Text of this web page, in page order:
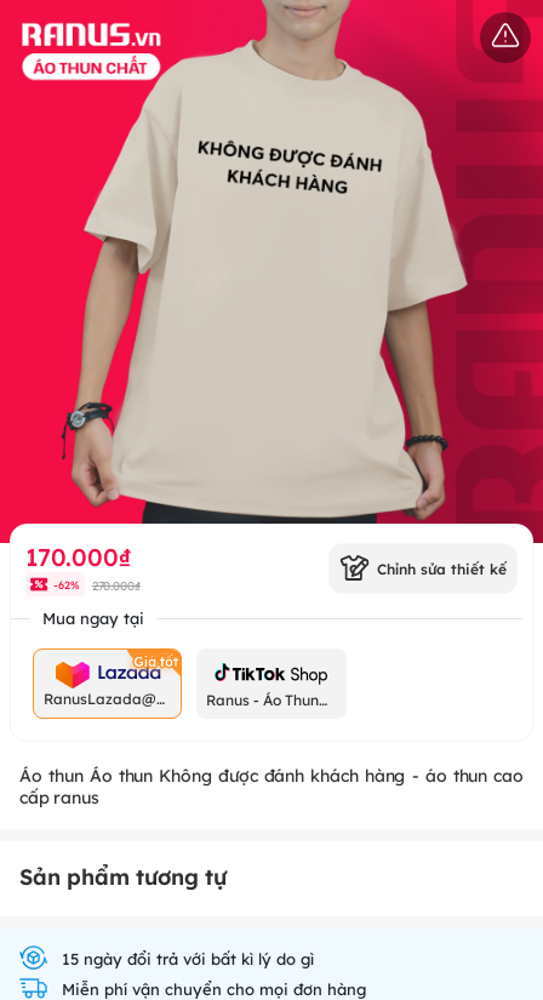
170.000₫
-62% 270.000₫
Chỉnh sửa thiết kế
Mua ngay tại
RanusLazada@g
mail.com
Ranus - Áo Thun
Áo thun Áo thun Không được đánh khách hàng - áo thun cao
cấp ranus
Sản phẩm tương tự
15 ngày đổi trả với bất kì lý do gì
Miễn phí vận chuyển cho mọi đơn hàng